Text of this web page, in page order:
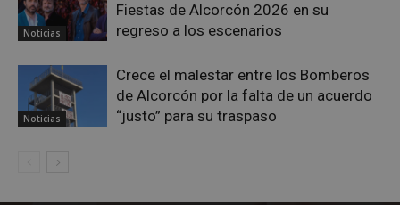
Noticias
Fiestas de Alcorcón 2026 en su
regreso a los escenarios
Noticias
Crece el malestar entre los Bomberos
de Alcorcón por la falta de un acuerdo
“justo” para su traspaso
VISITOR_PRIVACY_METADATA
.youtube.com